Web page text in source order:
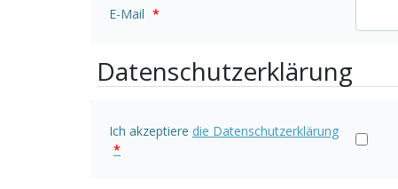
E-Mail *
Datenschutzerklärung
Ich akzeptiere die Datenschutzerklärung
*